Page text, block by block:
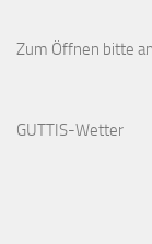
Zum Öffnen bitte
GUTTIS-Wetter